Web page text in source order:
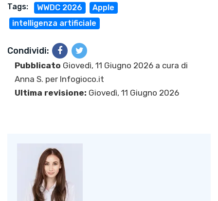
Tags: WWDC 2026
Apple
intelligenza artificiale
Condividi:
Pubblicato Giovedì, 11 Giugno 2026 a cura di
Anna S. per Infogioco.it
Ultima revisione: Giovedì, 11 Giugno 2026